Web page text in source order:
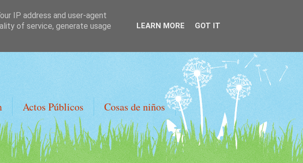
Actos Públicos Cosas de niños
IP address and user-agent
of service, generate usage
LEARN MORE GOT IT